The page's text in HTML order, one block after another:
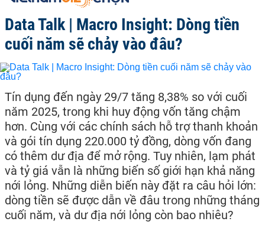
Data Talk | Macro Insight: Dòng tiền
cuối năm sẽ chảy vào đâu?
Tín dụng đến ngày 29/7 tăng 8,38% so với cuối
năm 2025, trong khi huy động vốn tăng chậm
hơn. Cùng với các chính sách hỗ trợ thanh khoản
và gói tín dụng 220.000 tỷ đồng, dòng vốn đang
có thêm dư địa để mở rộng. Tuy nhiên, lạm phát
và tỷ giá vẫn là những biến số giới hạn khả năng
nới lỏng. Những diễn biến này đặt ra câu hỏi lớn:
dòng tiền sẽ được dẫn về đâu trong những tháng
cuối năm, và dư địa nới lỏng còn bao nhiêu?